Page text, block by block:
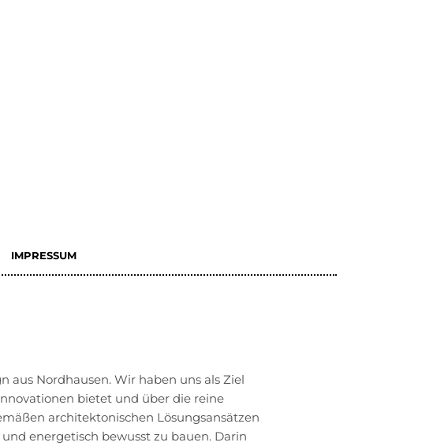
IMPRESSUM
aus Nordhausen. Wir haben uns als Ziel
bietet und über die reine
architektonischen Lösungsansätzen
energetisch bewusst zu bauen. Darin